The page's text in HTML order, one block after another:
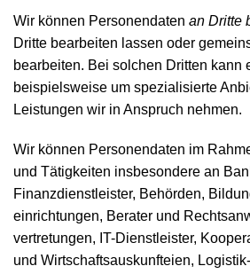
Wir können Personen­daten an Dritte
Dritte bearbeiten lassen oder
bearbeiten. Bei solchen Dritten kann
beispielsweise um speziali­sierte
Leistungen wir in Anspruch nehmen.
Wir können Personen­daten im
und Tätig­keiten insbesondere an
Finanz­dienstleister, Behörden,
einrichtungen, Berater und
vertretungen, IT-Dienst­leister,
und Wirtschafts­auskunfteien,